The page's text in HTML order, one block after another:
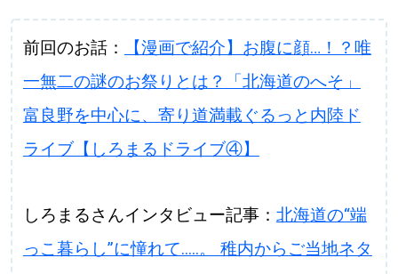
前回のお話：
【漫画で紹介】お腹に顔…！？唯
一無二の謎のお祭りとは？「北海道のへそ」
富良野を中心に、寄り道満載ぐるっと内陸ド
ライブ【しろまるドライブ④】
しろまるさんインタビュー記事： 北海道の“端
っこ暮らし”に憧れて.....。 稚内からご当地ネタ